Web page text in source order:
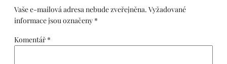
Vaše e-mailová adresa nebude zveřejněna. Vyžadované
informace jsou označeny *
Komentář *